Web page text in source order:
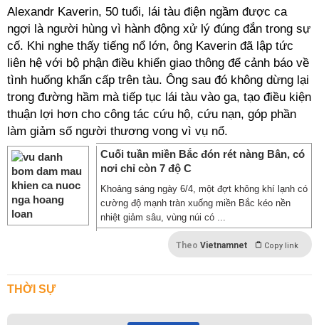
Alexandr Kaverin, 50 tuổi, lái tàu điện ngầm được ca
ngợi là người hùng vì hành động xử lý đúng đắn trong sự
cố. Khi nghe thấy tiếng nổ lớn, ông Kaverin đã lập tức
liên hệ với bộ phận điều khiển giao thông để cảnh báo về
tình huống khẩn cấp trên tàu. Ông sau đó không dừng lại
trong đường hầm mà tiếp tục lái tàu vào ga, tạo điều kiện
thuận lợi hơn cho công tác cứu hộ, cứu nạn, góp phần
làm giảm số người thương vong vì vụ nổ.
Cuối tuần miền Bắc đón rét nàng Bân, có
nơi chỉ còn 7 độ C
Khoảng sáng ngày 6/4, một đợt không khí lạnh có
cường độ mạnh tràn xuống miền Bắc kéo nền
nhiệt giảm sâu, vùng núi có ...
Theo Vietnamnet Copy link
THỜI SỰ